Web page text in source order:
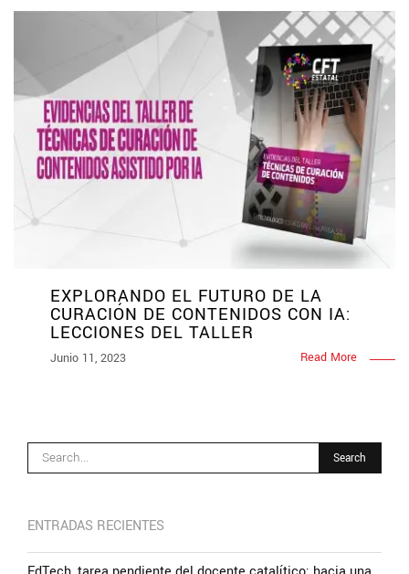
EXPLORANDO EL FUTURO DE LA
CURACIÓN DE CONTENIDOS CON IA:
LECCIONES DEL TALLER
Junio 11, 2023 Read More
ENTRADAS RECIENTES